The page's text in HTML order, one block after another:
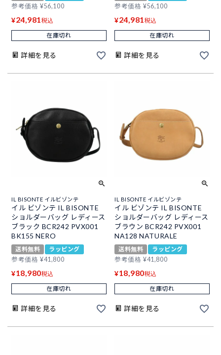
参考価格 ¥56,100
¥24,981税込
在庫切れ
詳細を見る
参考価格 ¥56,100
¥24,981税込
在庫切れ
詳細を見る
IL BISONTE イルビゾンテ
イル ビゾンテ IL BISONTE
ショルダーバッグ レディース
ブラック BCR242 PVX001
BK155 NERO
送料無料
ラッピング
参考価格 ¥41,800
¥18,980税込
在庫切れ
詳細を見る
IL BISONTE イルビゾンテ
イル ビゾンテ IL BISONTE
ショルダーバッグ レディース
ブラウン BCR242 PVX001
NA128 NATURALE
送料無料
ラッピング
参考価格 ¥41,800
¥18,980税込
在庫切れ
詳細を見る